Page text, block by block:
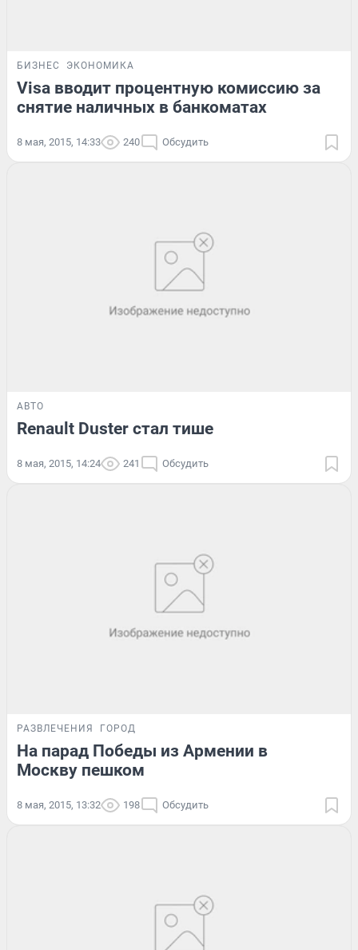
БИЗНЕС ЭКОНОМИКА
Visa вводит процентную комиссию за
снятие наличных в банкоматах
8 мая, 2015, 14:33 240 Обсудить
АВТО
Renault Duster стал тише
8 мая, 2015, 14:24 241 Обсудить
РАЗВЛЕЧЕНИЯ ГОРОД
На парад Победы из Армении в
Москву пешком
8 мая, 2015, 13:32 198 Обсудить